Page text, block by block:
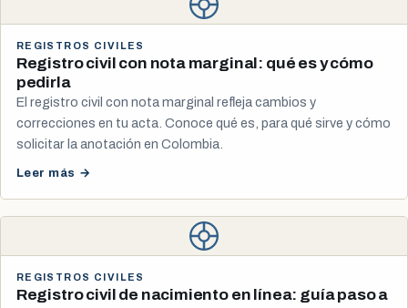
REGISTROS CIVILES
Registro civil con nota marginal: qué es y cómo
pedirla
El registro civil con nota marginal refleja cambios y
correcciones en tu acta. Conoce qué es, para qué sirve y cómo
solicitar la anotación en Colombia.
Leer más →
REGISTROS CIVILES
Registro civil de nacimiento en línea: guía paso a